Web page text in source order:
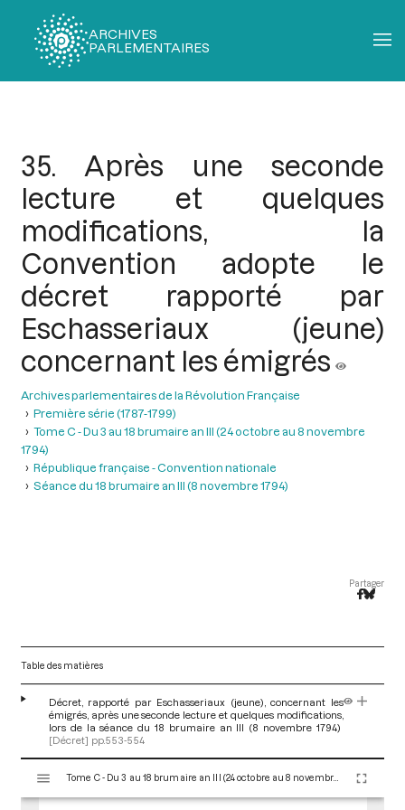
ARCHIVES
PARLEMENTAIRES
35. Après une seconde
lecture et quelques
modifications, la
Convention adopte le
décret rapporté par
Eschasseriaux (jeune)
concernant les émigrés
Archives parlementaires de la Révolution Française
Première série (1787-1799)
Tome C - Du 3 au 18 brumaire an III (24 octobre au 8 novembre
1794)
République française - Convention nationale
Séance du 18 brumaire an III (8 novembre 1794)
Partager
Table des matières
Décret, rapporté par Eschasseriaux (jeune), concernant les
émigrés, après une seconde lecture et quelques modifications,
lors de la séance du 18 brumaire an III (8 novembre 1794)
[Décret] pp.553-554
s